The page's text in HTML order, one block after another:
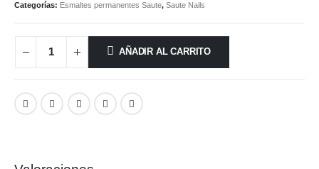
Categorías: Esmaltes permanentes Saute, Saute Nails
AÑADIR AL CARRITO